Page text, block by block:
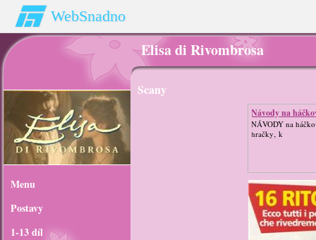
WebSnadno
Elisa di Rivombrosa
Menu
Postavy
1-13 díl
Scany
Návody na
NÁVODY na
hračky‚ k